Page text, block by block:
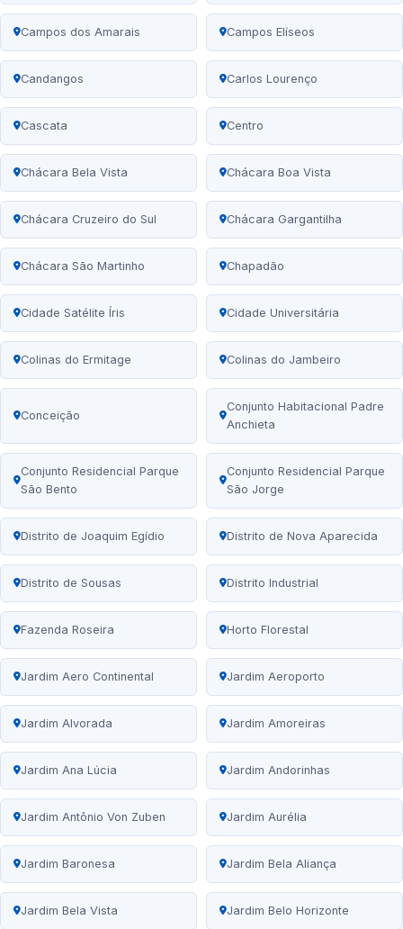
Campos dos Amarais Campos Elíseos
Candangos Carlos Lourenço
Cascata Centro
Chácara Bela Vista Chácara Boa Vista
Chácara Cruzeiro do Sul Chácara Gargantilha
Chácara São Martinho Chapadão
Cidade Satélite Íris Cidade Universitária
Colinas do Ermitage Colinas do Jambeiro
Conceição
Conjunto Habitacional Padre
Anchieta
Conjunto Residencial Parque
São Bento
Conjunto Residencial Parque
São Jorge
Distrito de Joaquim Egídio Distrito de Nova Aparecida
Distrito de Sousas Distrito Industrial
Fazenda Roseira Horto Florestal
Jardim Aero Continental Jardim Aeroporto
Jardim Alvorada Jardim Amoreiras
Jardim Ana Lúcia Jardim Andorinhas
Jardim Antônio Von Zuben Jardim Aurélia
Jardim Baronesa Jardim Bela Aliança
Jardim Bela Vista Jardim Belo Horizonte